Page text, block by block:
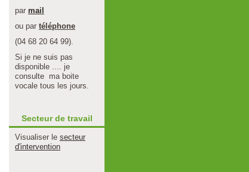
par mail
ou par téléphone
(04 68 20 64 99).
Si je ne suis pas
disponible .... je
consulte ma boite
vocale tous les jours.
Secteur de travail
Visualiser le secteur
d'intervention